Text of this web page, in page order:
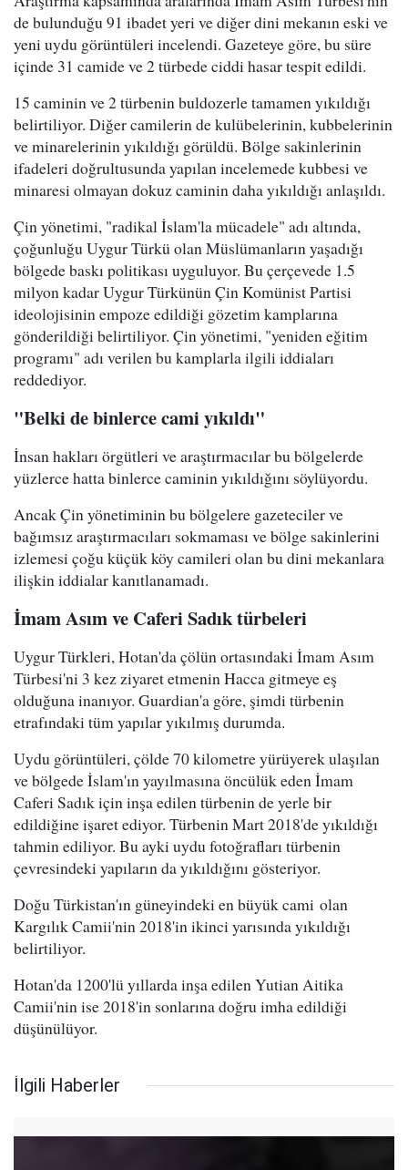
de bulunduğu 91 ibadet yeri ve diğer dini mekanın eski ve
yeni uydu görüntüleri incelendi. Gazeteye göre, bu süre
içinde 31 camide ve 2 türbede ciddi hasar tespit edildi.
15 caminin ve 2 türbenin buldozerle tamamen yıkıldığı
belirtiliyor. Diğer camilerin de kulübelerinin, kubbelerinin
ve minarelerinin yıkıldığı görüldü. Bölge sakinlerinin
ifadeleri doğrultusunda yapılan incelemede kubbesi ve
minaresi olmayan dokuz caminin daha yıkıldığı anlaşıldı.
Çin yönetimi, "radikal İslam'la mücadele" adı altında,
çoğunluğu Uygur Türkü olan Müslümanların yaşadığı
bölgede baskı politikası uyguluyor. Bu çerçevede 1.5
milyon kadar Uygur Türkünün Çin Komünist Partisi
ideolojisinin empoze edildiği gözetim kamplarına
gönderildiği belirtiliyor. Çin yönetimi, "yeniden eğitim
programı" adı verilen bu kamplarla ilgili iddiaları
reddediyor.
"Belki de binlerce cami yıkıldı"
İnsan hakları örgütleri ve araştırmacılar bu bölgelerde
yüzlerce hatta binlerce caminin yıkıldığını söylüyordu.
Ancak Çin yönetiminin bu bölgelere gazeteciler ve
bağımsız araştırmacıları sokmaması ve bölge sakinlerini
izlemesi çoğu küçük köy camileri olan bu dini mekanlara
ilişkin iddialar kanıtlanamadı.
İmam Asım ve Caferi Sadık türbeleri
Uygur Türkleri, Hotan'da çölün ortasındaki İmam Asım
Türbesi'ni 3 kez ziyaret etmenin Hacca gitmeye eş
olduğuna inanıyor. Guardian'a göre, şimdi türbenin
etrafındaki tüm yapılar yıkılmış durumda.
Uydu görüntüleri, çölde 70 kilometre yürüyerek ulaşılan
ve bölgede İslam'ın yayılmasına öncülük eden İmam
Caferi Sadık için inşa edilen türbenin de yerle bir
edildiğine işaret ediyor. Türbenin Mart 2018'de yıkıldığı
tahmin ediliyor. Bu ayki uydu fotoğrafları türbenin
çevresindeki yapıların da yıkıldığını gösteriyor.
Doğu Türkistan'ın güneyindeki en büyük cami olan
Kargılık Camii'nin 2018'in ikinci yarısında yıkıldığı
belirtiliyor.
Hotan'da 1200'lü yıllarda inşa edilen Yutian Aitika
Camii'nin ise 2018'in sonlarına doğru imha edildiği
düşünülüyor.
İlgili Haberler